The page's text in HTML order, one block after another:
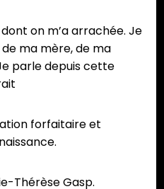
on m’a arrachée. Je
ma mère, de ma
parle depuis cette
forfaitaire et
Thérèse Gasp.